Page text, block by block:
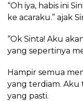
“Oh iya, habis ini
ke acaraku.” ajak
“Ok Sinta! Aku
yang sepertinya
Hampir semua
yang terdiam. Aku
yang pasti.